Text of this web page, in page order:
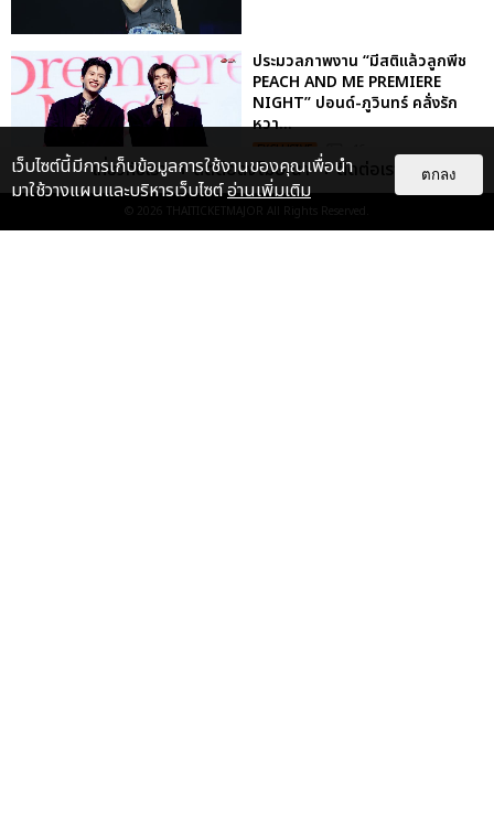
ประมวลภาพงาน “มีสติแล้วลูกพีช
PEACH AND ME PREMIERE
NIGHT” ปอนด์-ภูวินทร์ คลั่งรัก
หวา...
EXCLUSIVE
เคมีดี มวลสนุก! ประมวลภาพ “ดิว-
ธี” เปิดตัวซีรีส์ “MR.KILL มังงะสั่ง
เกี่ยวกับเรา ติดต่อลงโฆษณา ติดต่อเรา
© 2026 THAITICKETMAJOR All Rights Reserved.
เว็บไซต์นี้มีการเก็บข้อมูลการใช้งานของคุณเพื่อนำ
มาใช้วางแผนและบริหารเว็บไซต์อ่านเพิ่มเติม
ตกลง